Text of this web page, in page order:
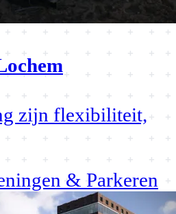
zijn flexibiliteit,
& Parkeren